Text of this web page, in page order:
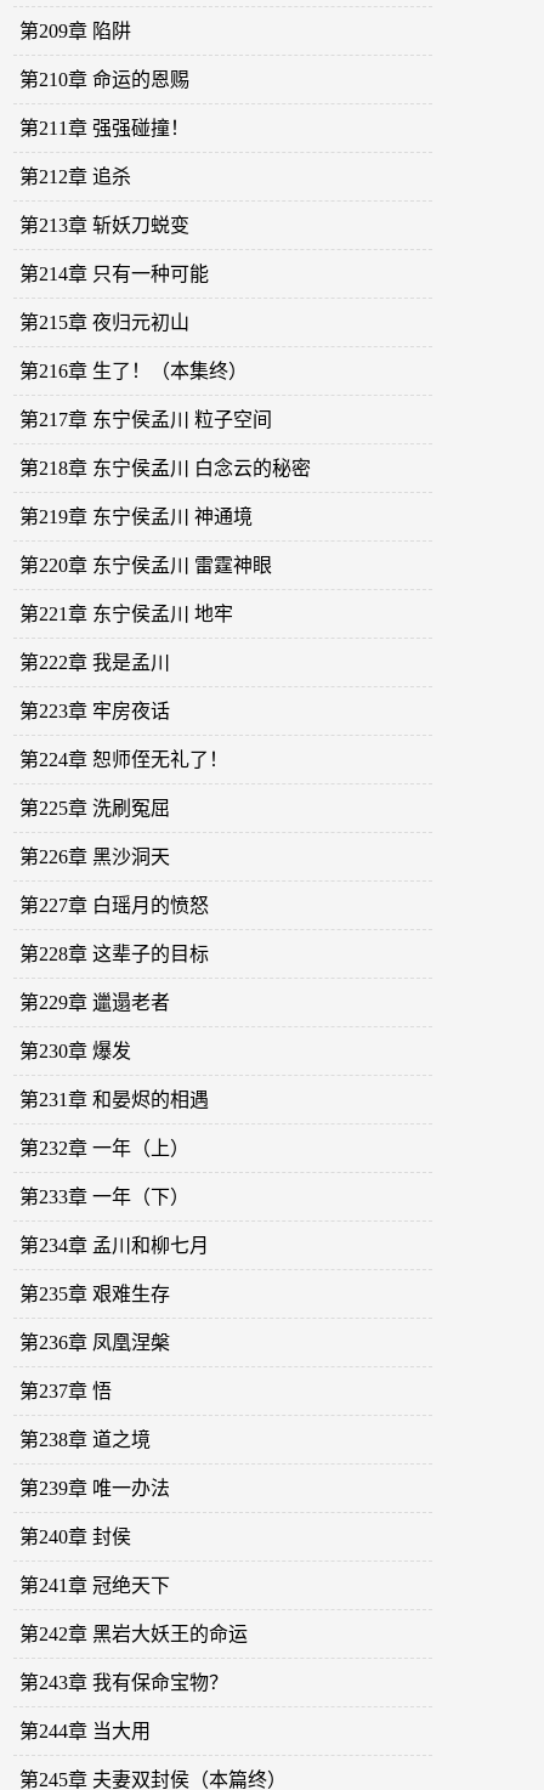
第209章 陷阱
第210章 命运的恩赐
第211章 强强碰撞！
第212章 追杀
第213章 斩妖刀蜕变
第214章 只有一种可能
第215章 夜归元初山
第216章 生了！（本集终）
第217章 东宁侯孟川 粒子空间
第218章 东宁侯孟川 白念云的秘密
第219章 东宁侯孟川 神通境
第220章 东宁侯孟川 雷霆神眼
第221章 东宁侯孟川 地牢
第222章 我是孟川
第223章 牢房夜话
第224章 恕师侄无礼了！
第225章 洗刷冤屈
第226章 黑沙洞天
第227章 白瑶月的愤怒
第228章 这辈子的目标
第229章 邋遢老者
第230章 爆发
第231章 和晏烬的相遇
第232章 一年（上）
第233章 一年（下）
第234章 孟川和柳七月
第235章 艰难生存
第236章 凤凰涅槃
第237章 悟
第238章 道之境
第239章 唯一办法
第240章 封侯
第241章 冠绝天下
第242章 黑岩大妖王的命运
第243章 我有保命宝物？
第244章 当大用
第245章 夫妻双封侯（本篇终）